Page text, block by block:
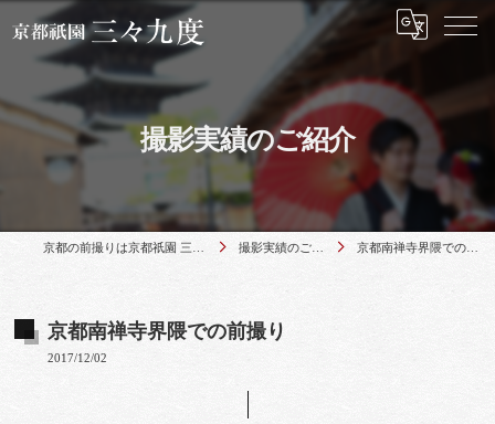
撮影実績のご紹介
撮影実績のご紹介 京都南禅寺界隈での前撮り
京都南禅寺界隈での前撮り
2017/12/02